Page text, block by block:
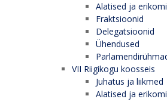
Alatised ja
Fraktsioonid
Delegatsioonid
Ühendused
VII Riigikogu koosseis
Juhatus ja liikmed
Alatised ja